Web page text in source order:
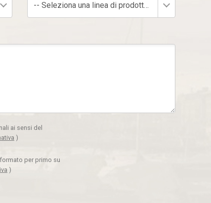
-- Seleziona una linea di prodotto --
ai sensi del
)
per primo su
)